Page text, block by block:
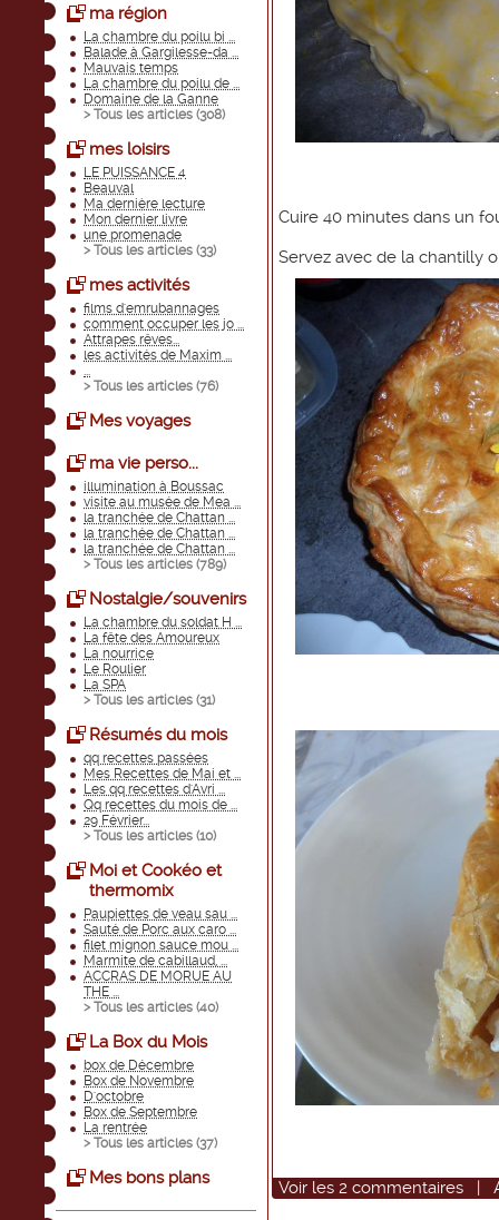
ma région
La chambre du poilu bi ...
Balade à Gargilesse-da ...
Mauvais temps
La chambre du poilu de ...
Domaine de la Ganne
> Tous les articles (308)
mes loisirs
LE PUISSANCE 4
Beauval
Ma dernière lecture
Mon dernier livre
une promenade
> Tous les articles (33)
mes activités
films d'emrubannages
comment occuper les jo ...
Attrapes rêves...
les activités de Maxim ...
...
> Tous les articles (76)
Mes voyages
ma vie perso...
illumination à Boussac
visite au musée de Mea ...
la tranchée de Chattan ...
la tranchée de Chattan ...
la tranchée de Chattan ...
> Tous les articles (789)
Nostalgie/souvenirs
La chambre du soldat H ...
La fête des Amoureux
La nourrice
Le Roulier
La SPA
> Tous les articles (31)
Résumés du mois
qq recettes passées
Mes Recettes de Mai et ...
Les qq recettes d'Avri ...
Qq recettes du mois de ...
29 Février...
> Tous les articles (10)
Moi et Cookéo et
thermomix
Paupiettes de veau sau ...
Sauté de Porc aux caro ...
filet mignon sauce mou ...
Marmite de cabillaud, ...
ACCRAS DE MORUE AU
THE ...
> Tous les articles (40)
La Box du Mois
box de Décembre
Box de Novembre
D'octobre
Box de Septembre
La rentrée
> Tous les articles (37)
Mes bons plans
Cuire 40 minutes dans un
Servez avec de la chantilly
Voir les 2 commentaires |